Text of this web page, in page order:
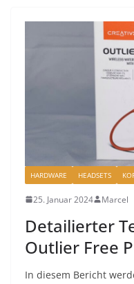
HARDWARE HEADSETS
25. Januar 2024 Marcel
Detailierter
Outlier Free
In diesem Bericht